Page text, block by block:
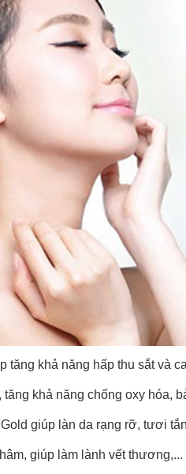
tăng khả năng hấp thu sắt và
tăng khả năng chống oxy hóa,
giúp làn da rạng rỡ, tươi tắn
giúp làm lành vết thương,...